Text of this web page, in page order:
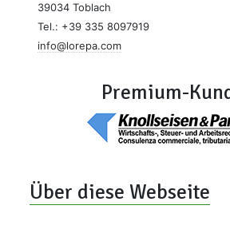
39034 Toblach
Tel.: +39 335 8097919
info@lorepa.com
Premium-
Über diese Webseite